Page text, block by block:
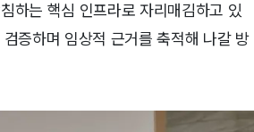
하는 핵심 인프라로 자리매김하고 있
증하며 임상적 근거를 축적해 나갈 방